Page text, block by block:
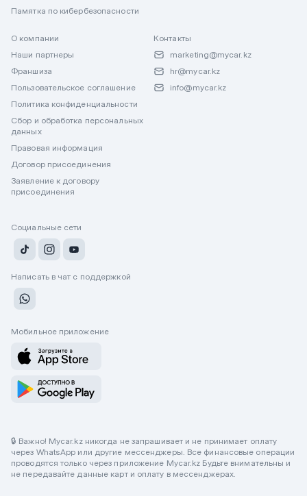
Памятка по кибербезопасности
О компании
Наши партнеры
Франшиза
Пользовательское соглашение
Политика конфиденциальности
Сбор и обработка персональных
данных
Правовая информация
Договор присоединения
Заявление к договору
присоединения
Контакты
marketing@mycar.kz
hr@mycar.kz
info@mycar.kz
Социальные сети
Написать в чат с поддержкой
Мобильное приложение
🔒 Важно! Mycar.kz никогда не запрашивает и не принимает оплату
через WhatsApp или другие мессенджеры. Все финансовые операции
проводятся только через приложение Mycar.kz Будьте внимательны и
не передавайте данные карт и оплату в мессенджерах.